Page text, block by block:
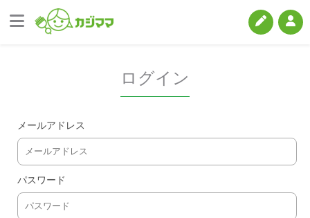
ログイン
メールアドレス
パスワード